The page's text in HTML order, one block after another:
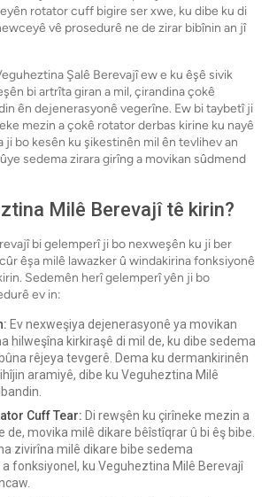
rotator cuff bigire ser xwe, ku dibe ku di
vê prosedurê ne de zirar bibînin an jî
Şalê Berevajî ew e ku êşê sivik
bi artrîta giran a mil, çirandina çokê
ên dejenerasyonê vegerîne. Ew bi taybetî ji
mezin a çokê rotator derbas kirine ku nayê
ji bo kesên ku şikestinên mil ên tevlihev an
sedema zirara girîng a movikan sûdmend
Milê Berevajî tê kirin?
bi gelemperî ji bo nexweşên ku ji ber
êşa milê lawazker û windakirina fonksiyonê
Sedemên herî gelemperî yên ji bo
ev in:
Ev nexweşiya dejenerasyonê ya movikan
hilweşîna kirkiraşê di mil de, ku dibe sedema
rêjeya tevgerê. Dema ku dermankirinên
aramiyê, dibe ku Veguheztina Milê
Cuff Tear: Di rewşên ku çirîneke mezin a
de, movika milê dikare bêîstîqrar û bi êş bibe.
zivirîna milê dikare bibe sedema
fonksiyonel, ku Veguheztina Milê Berevajî